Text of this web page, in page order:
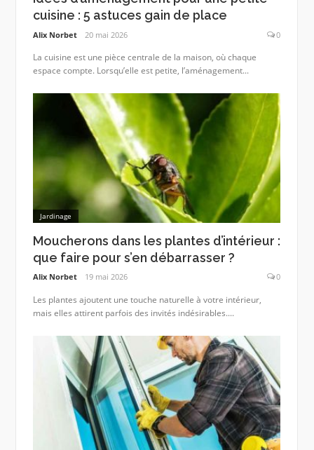
cuisine : 5 astuces gain de place
Alix Norbet 20 mai 2026 0
La cuisine est une pièce centrale de la maison, où chaque
espace compte. Lorsqu’elle est petite, l’aménagement...
Jardinage
Moucherons dans les plantes d’intérieur :
que faire pour s’en débarrasser ?
Alix Norbet 19 mai 2026 0
Les plantes ajoutent une touche naturelle à votre intérieur,
mais elles attirent parfois des invités indésirables....